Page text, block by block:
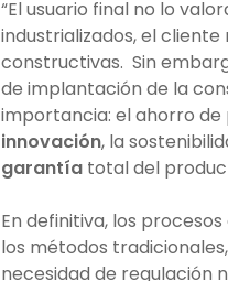
“El usuario final no lo
industrializados, el
constructivas. Sin
de implantación de la
importancia: el ahorro de
innovación, la
garantía total del
En definitiva, los
los métodos
necesidad de regulación